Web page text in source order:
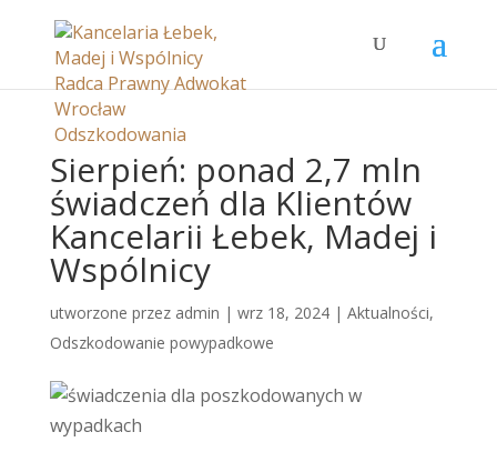
Sierpień: ponad 2,7 mln
świadczeń dla Klientów
Kancelarii Łebek, Madej i
Wspólnicy
utworzone przez admin | wrz 18, 2024| Aktualności,
Odszkodowanie powypadkowe